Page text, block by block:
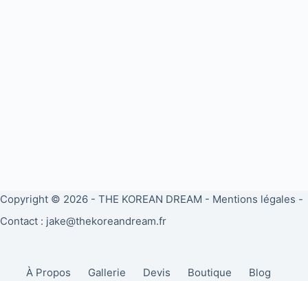
Copyright © 2026 - THE KOREAN DREAM - Mentions légales -
Contact : jake@thekoreandream.fr
À Propos Gallerie Devis Boutique Blog